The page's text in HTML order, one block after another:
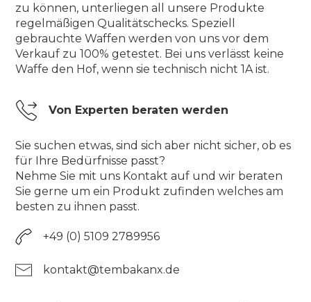
zu können, unterliegen all unsere Produkte
regelmäßigen Qualitätschecks. Speziell
gebrauchte Waffen werden von uns vor dem
Verkauf zu 100% getestet. Bei uns verlässt keine
Waffe den Hof, wenn sie technisch nicht 1A ist.
Von Experten beraten werden
Sie suchen etwas, sind sich aber nicht sicher, ob es
für Ihre Bedürfnisse passt?
Nehme Sie mit uns Kontakt auf und wir beraten
Sie gerne um ein Produkt zufinden welches am
besten zu ihnen passt.
+49 (0) 5109 2789956
kontakt@tembakanx.de